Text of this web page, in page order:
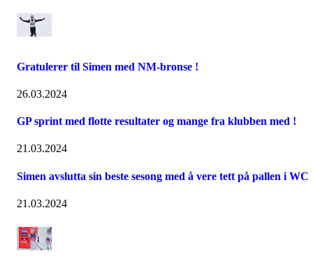
Gratulerer til Simen med NM-bronse !
26.03.2024
GP sprint med flotte resultater og mange fra klubben med !
21.03.2024
Simen avslutta sin beste sesong med å vere tett på pallen i WC
21.03.2024